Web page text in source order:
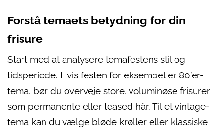
Forstå temaets betydning for din
frisure
Start med at analysere temafestens stil og
tidsperiode. Hvis festen for eksempel er 80’er-
tema, bør du overveje store, voluminøse frisurer
som permanente eller teased hår. Til et vintage-
tema kan du vælge bløde krøller eller klassiske